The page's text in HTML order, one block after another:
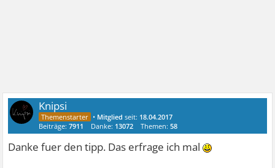
Knipsi
• Mitglied seit: 18.04.2017
Beiträge:7911 Danke: 13072 Themen:58
Danke fuer den tipp. Das erfrage ich mal